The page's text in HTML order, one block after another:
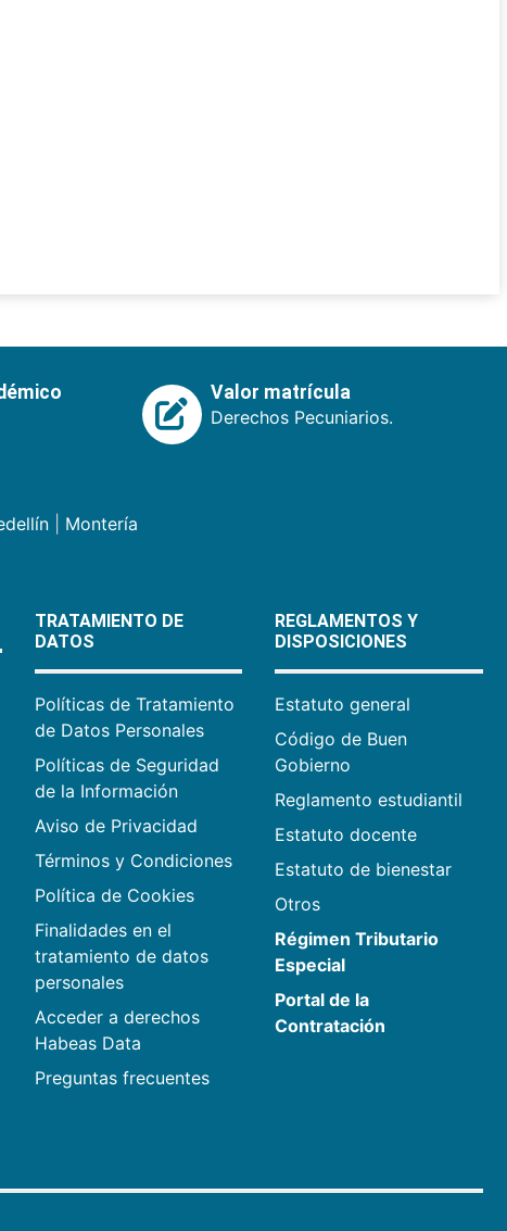
Valor matrícula
Derechos Pecuniarios.
| Montería
TRATAMIENTO DE
DATOS
Políticas de Tratamiento
de Datos Personales
Políticas de Seguridad
de la Información
Aviso de Privacidad
Términos y Condiciones
Política de Cookies
Finalidades en el
tratamiento de datos
personales
Acceder a derechos
Habeas Data
Preguntas frecuentes
REGLAMENTOS Y
DISPOSICIONES
Estatuto general
Código de Buen
Gobierno
Reglamento estudiantil
Estatuto docente
Estatuto de bienestar
Otros
Régimen Tributario
Especial
Portal de la
Contratación